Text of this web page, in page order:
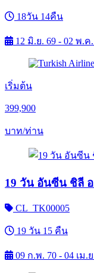
18วัน 14คืน
12 มิ.ย. 69 - 02 พ.ค
เริ่มต้น
399,900
บาท/ท่าน
19 วัน อันซีน ชิลี
CL_TK00005
19 วัน 15 คืน
09 ก.พ. 70 - 04 เม.